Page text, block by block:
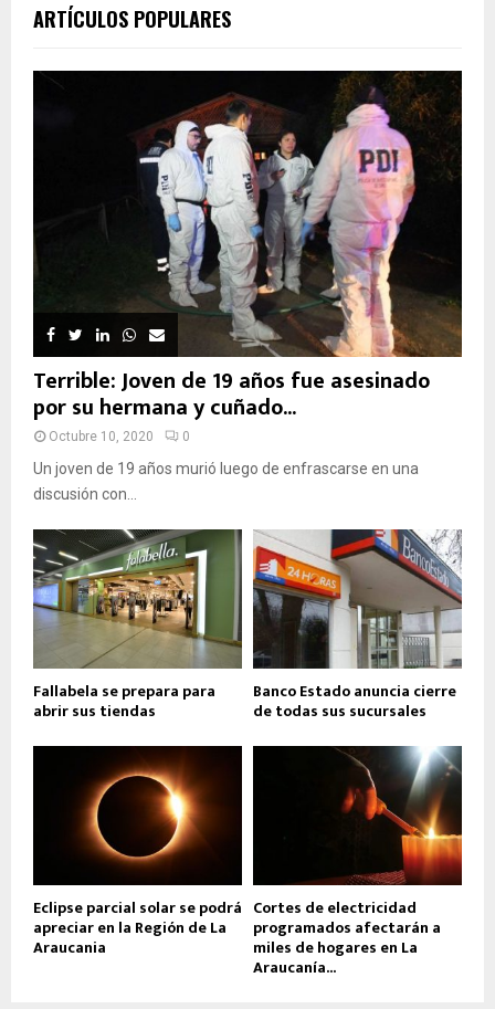
ARTÍCULOS POPULARES
Terrible: Joven de 19 años fue asesinado
por su hermana y cuñado...
Octubre 10, 2020 0
Un joven de 19 años murió luego de enfrascarse en una
discusión con...
Fallabela se prepara para
abrir sus tiendas
Banco Estado anuncia cierre
de todas sus sucursales
Eclipse parcial solar se podrá
apreciar en la Región de La
Araucania
Cortes de electricidad
programados afectarán a
miles de hogares en La
Araucanía...